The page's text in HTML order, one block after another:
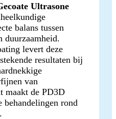
Ultrasone
balans tussen
duurzaamheid.
levert deze
resultaten bij
van
maakt de PD3D
rond